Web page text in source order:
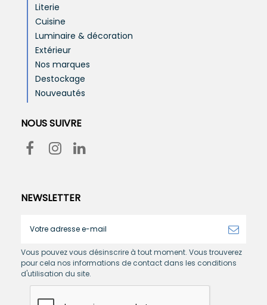
Literie
Cuisine
Luminaire & décoration
Extérieur
Nos marques
Destockage
Nouveautés
NOUS SUIVRE
NEWSLETTER
Vous pouvez vous désinscrire à tout moment. Vous trouverez
pour cela nos informations de contact dans les conditions
d'utilisation du site.